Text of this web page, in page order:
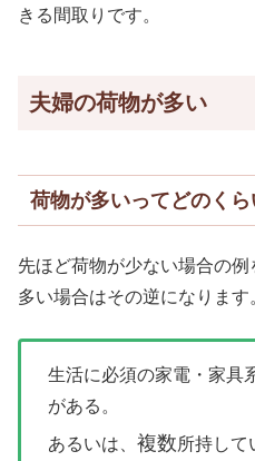
きる間取りです。
夫婦の荷物が多い
荷物が多いってどのく
先ほど荷物が少ない場合の
多い場合はその逆になります
生活に必須の家電・家具
がある。
あるいは、 複数所持して